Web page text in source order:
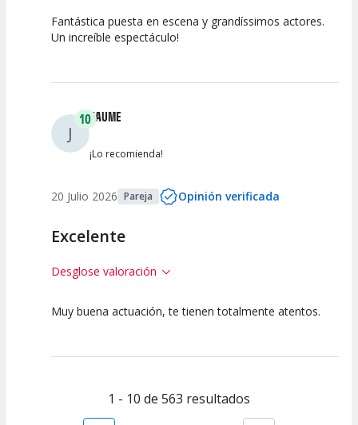
10 10 10
Fantástica puesta en escena y grandíssimos actores.
Un increíble espectáculo!
J
10JAUME
¡Lo recomienda!
20 Julio 2026 Pareja Opinión verificada
Excelente
Desglose valoración
10
Espectáculo
10
Escena
10
artística
Muy buena actuación, te tienen totalmente atentos.
1 - 10 de 563 resultados